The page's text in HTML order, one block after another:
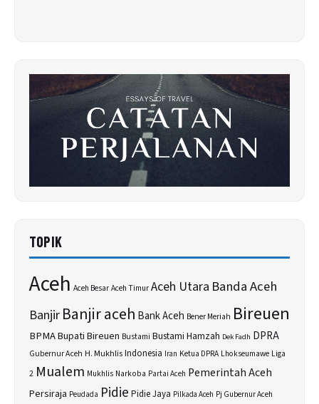
TOPIK
Aceh Aceh BesarAceh TimurAceh Utara Banda Aceh
BanjirBanjir aceh Bank Aceh Bener Meriah Bireuen
BPMABupati Bireuen Bustami Bustami Hamzah Dek Fadh DPRA
Gubernur Aceh H. MukhlisIndonesia Iran Ketua DPRA Lhokseumawe Liga
2 Mualem Mukhlis Narkoba Partai Aceh Pemerintah Aceh
Persiraja Peudada Pidie Pidie Jaya Pilkada Aceh Pj Gubernur Aceh